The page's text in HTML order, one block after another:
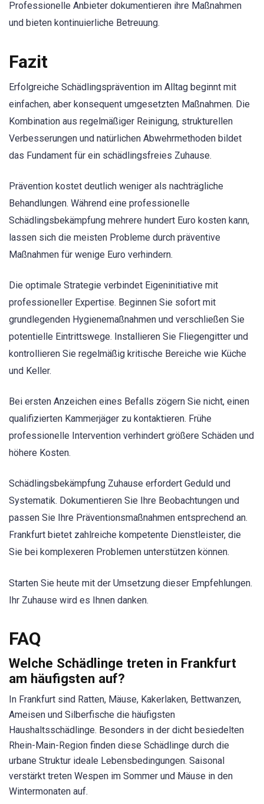
Professionelle Anbieter dokumentieren ihre Maßnahmen
und bieten kontinuierliche Betreuung.
Fazit
Erfolgreiche Schädlingsprävention im Alltag beginnt mit
einfachen, aber konsequent umgesetzten Maßnahmen. Die
Kombination aus regelmäßiger Reinigung, strukturellen
Verbesserungen und natürlichen Abwehrmethoden bildet
das Fundament für ein schädlingsfreies Zuhause.
Prävention kostet deutlich weniger als nachträgliche
Behandlungen. Während eine professionelle
Schädlingsbekämpfung mehrere hundert Euro kosten kann,
lassen sich die meisten Probleme durch präventive
Maßnahmen für wenige Euro verhindern.
Die optimale Strategie verbindet Eigeninitiative mit
professioneller Expertise. Beginnen Sie sofort mit
grundlegenden Hygienemaßnahmen und verschließen Sie
potentielle Eintrittswege. Installieren Sie Fliegengitter und
kontrollieren Sie regelmäßig kritische Bereiche wie Küche
und Keller.
Bei ersten Anzeichen eines Befalls zögern Sie nicht, einen
qualifizierten Kammerjäger zu kontaktieren. Frühe
professionelle Intervention verhindert größere Schäden und
höhere Kosten.
Schädlingsbekämpfung Zuhause erfordert Geduld und
Systematik. Dokumentieren Sie Ihre Beobachtungen und
passen Sie Ihre Präventionsmaßnahmen entsprechend an.
Frankfurt bietet zahlreiche kompetente Dienstleister, die
Sie bei komplexeren Problemen unterstützen können.
Starten Sie heute mit der Umsetzung dieser Empfehlungen.
Ihr Zuhause wird es Ihnen danken.
FAQ
Welche Schädlinge treten in Frankfurt
am häufigsten auf?
In Frankfurt sind Ratten, Mäuse, Kakerlaken, Bettwanzen,
Ameisen und Silberfische die häufigsten
Haushaltsschädlinge. Besonders in der dicht besiedelten
Rhein-Main-Region finden diese Schädlinge durch die
urbane Struktur ideale Lebensbedingungen. Saisonal
verstärkt treten Wespen im Sommer und Mäuse in den
Wintermonaten auf.